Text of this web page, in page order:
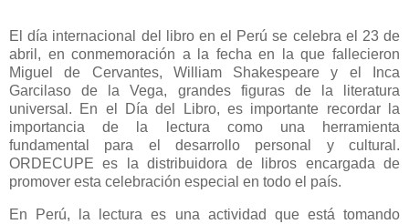
El día internacional del libro en el Perú se celebra el 23 de
abril, en conmemoración a la fecha en la que fallecieron
Miguel de Cervantes, William Shakespeare y el Inca
Garcilaso de la Vega, grandes figuras de la literatura
universal. En el Día del Libro, es importante recordar la
importancia de la lectura como una herramienta
fundamental para el desarrollo personal y cultural.
ORDECUPE es la distribuidora de libros encargada de
promover esta celebración especial en todo el país.
En Perú, la lectura es una actividad que está tomando